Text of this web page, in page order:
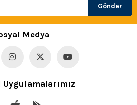
Gönder
Medya
Uygulamalarımız